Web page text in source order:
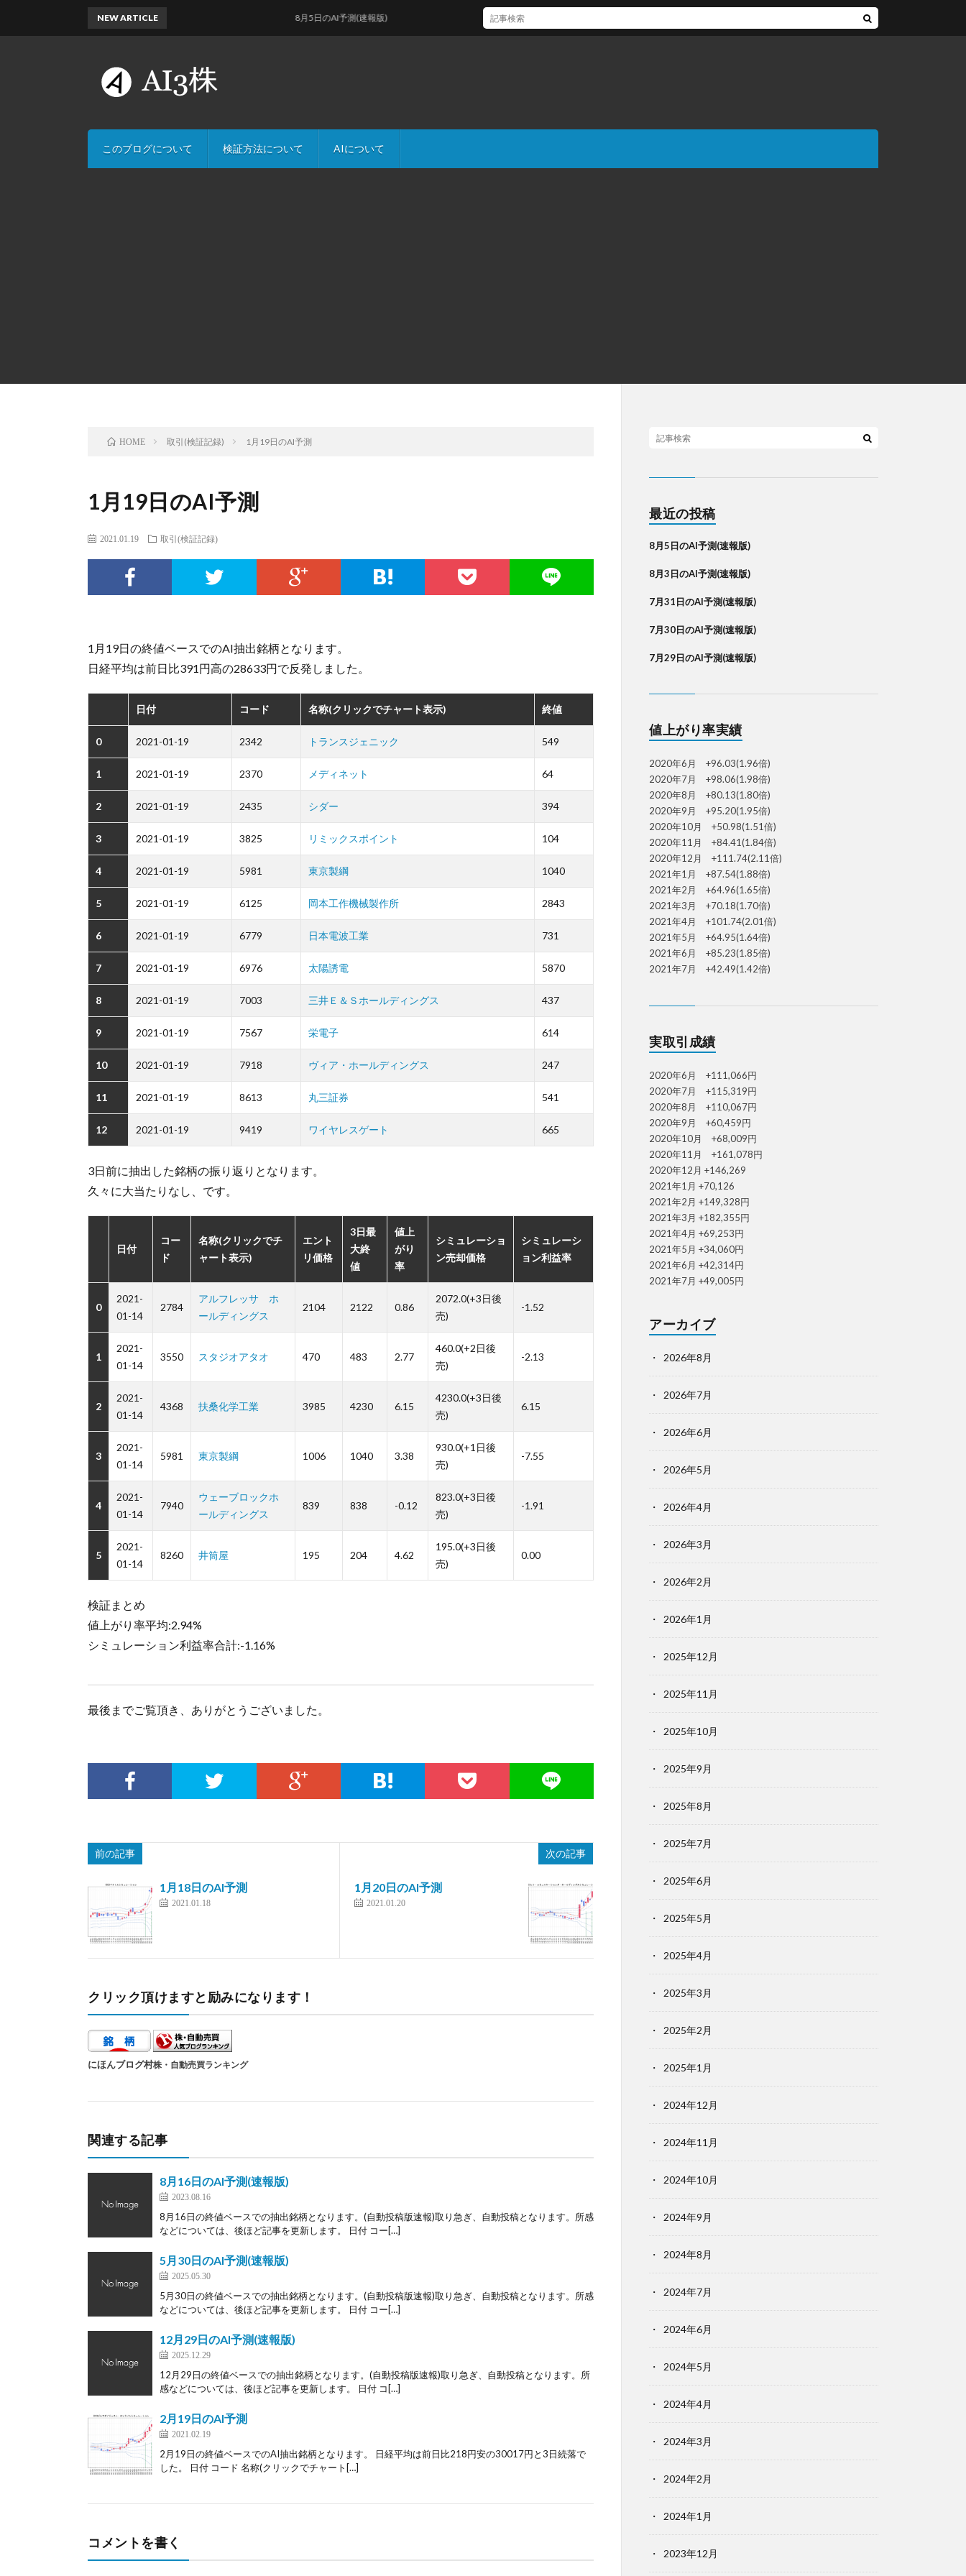
このブログについて 検証方法について AIについて
NEW ARTICLE 8月5日のAI予測(速報版)
HOME 取引(検証記録) 1月19日のAI予測
1月19日のAI予測
2021.01.19 取引(検証記録)
1月19日の終値ベースでのAI抽出銘柄となります。
日経平均は前日比391円高の28633円で反発しました。
日付 コード 名称(クリックでチャート表示) 終値
0 2021-01-19 2342 トランスジェニック 549
1 2021-01-19 2370 メディネット 64
2 2021-01-19 2435 シダー 394
3 2021-01-19 3825 リミックスポイント 104
4 2021-01-19 5981 東京製綱 1040
5 2021-01-19 6125 岡本工作機械製作所 2843
6 2021-01-19 6779 日本電波工業 731
7 2021-01-19 6976 太陽誘電 5870
8 2021-01-19 7003 三井Ｅ＆Ｓホールディングス 437
9 2021-01-19 7567 栄電子 614
10 2021-01-19 7918 ヴィア・ホールディングス 247
11 2021-01-19 8613 丸三証券 541
12 2021-01-19 9419 ワイヤレスゲート 665
3日前に抽出した銘柄の振り返りとなります。
久々に大当たりなし、です。
日付
コー
ド
名称(クリックでチ
ャート表示)
エント
リ価格
3日最
大終
値
値上
がり
率
シミュレーショ
ン売却価格
シミュレーシ
ョン利益率
0
2021-
01-14
2784
アルフレッサ ホ
ールディングス
2104 2122 0.86
2072.0(+3日後
売)
-1.52
1
2021-
01-14
3550 スタジオアタオ 470 483 2.77
460.0(+2日後
売)
-2.13
2
2021-
01-14
4368 扶桑化学工業 3985 4230 6.15
4230.0(+3日後
売)
6.15
3
2021-
01-14
5981 東京製綱 1006 1040 3.38
930.0(+1日後
売)
-7.55
4
2021-
01-14
7940
ウェーブロックホ
ールディングス
839 838 -0.12
823.0(+3日後
売)
-1.91
5
2021-
01-14
8260 井筒屋 195 204 4.62
195.0(+3日後
売)
0.00
検証まとめ
値上がり率平均:2.94%
シミュレーション利益率合計:-1.16%
最後までご覧頂き、ありがとうございました。
前の記事
1月18日のAI予測
2021.01.18
次の記事
1月20日のAI予測
2021.01.20
クリック頂けますと励みになります！
にほんブログ村株・自動売買ランキング
関連する記事
8月16日のAI予測(速報版)
2023.08.16
8月16日の終値ベースでの抽出銘柄となります。(自動投稿版速報)取り急ぎ、自動投稿となります。所感
などについては、後ほど記事を更新します。 日付 コー[…]
5月30日のAI予測(速報版)
2025.05.30
5月30日の終値ベースでの抽出銘柄となります。(自動投稿版速報)取り急ぎ、自動投稿となります。所感
などについては、後ほど記事を更新します。 日付 コー[…]
12月29日のAI予測(速報版)
2025.12.29
12月29日の終値ベースでの抽出銘柄となります。(自動投稿版速報)取り急ぎ、自動投稿となります。所
感などについては、後ほど記事を更新します。 日付 コ[…]
2月19日のAI予測
2021.02.19
2月19日の終値ベースでのAI抽出銘柄となります。 日経平均は前日比218円安の30017円と3日続落で
した。 日付 コード 名称(クリックでチャート[…]
コメントを書く
最近の投稿
8月5日のAI予測(速報版)
8月3日のAI予測(速報版)
7月31日のAI予測(速報版)
7月30日のAI予測(速報版)
7月29日のAI予測(速報版)
値上がり率実績
2020年6月 +96.03(1.96倍)
2020年7月 +98.06(1.98倍)
2020年8月 +80.13(1.80倍)
2020年9月 +95.20(1.95倍)
2020年10月 +50.98(1.51倍)
2020年11月 +84.41(1.84倍)
2020年12月 +111.74(2.11倍)
2021年1月 +87.54(1.88倍)
2021年2月 +64.96(1.65倍)
2021年3月 +70.18(1.70倍)
2021年4月 +101.74(2.01倍)
2021年5月 +64.95(1.64倍)
2021年6月 +85.23(1.85倍)
2021年7月 +42.49(1.42倍)
実取引成績
2020年6月 +111,066円
2020年7月 +115,319円
2020年8月 +110,067円
2020年9月 +60,459円
2020年10月 +68,009円
2020年11月 +161,078円
2020年12月 +146,269
2021年1月 +70,126
2021年2月 +149,328円
2021年3月 +182,355円
2021年4月 +69,253円
2021年5月 +34,060円
2021年6月 +42,314円
2021年7月 +49,005円
アーカイブ
2026年8月
2026年7月
2026年6月
2026年5月
2026年4月
2026年3月
2026年2月
2026年1月
2025年12月
2025年11月
2025年10月
2025年9月
2025年8月
2025年7月
2025年6月
2025年5月
2025年4月
2025年3月
2025年2月
2025年1月
2024年12月
2024年11月
2024年10月
2024年9月
2024年8月
2024年7月
2024年6月
2024年5月
2024年4月
2024年3月
2024年2月
2024年1月
2023年12月